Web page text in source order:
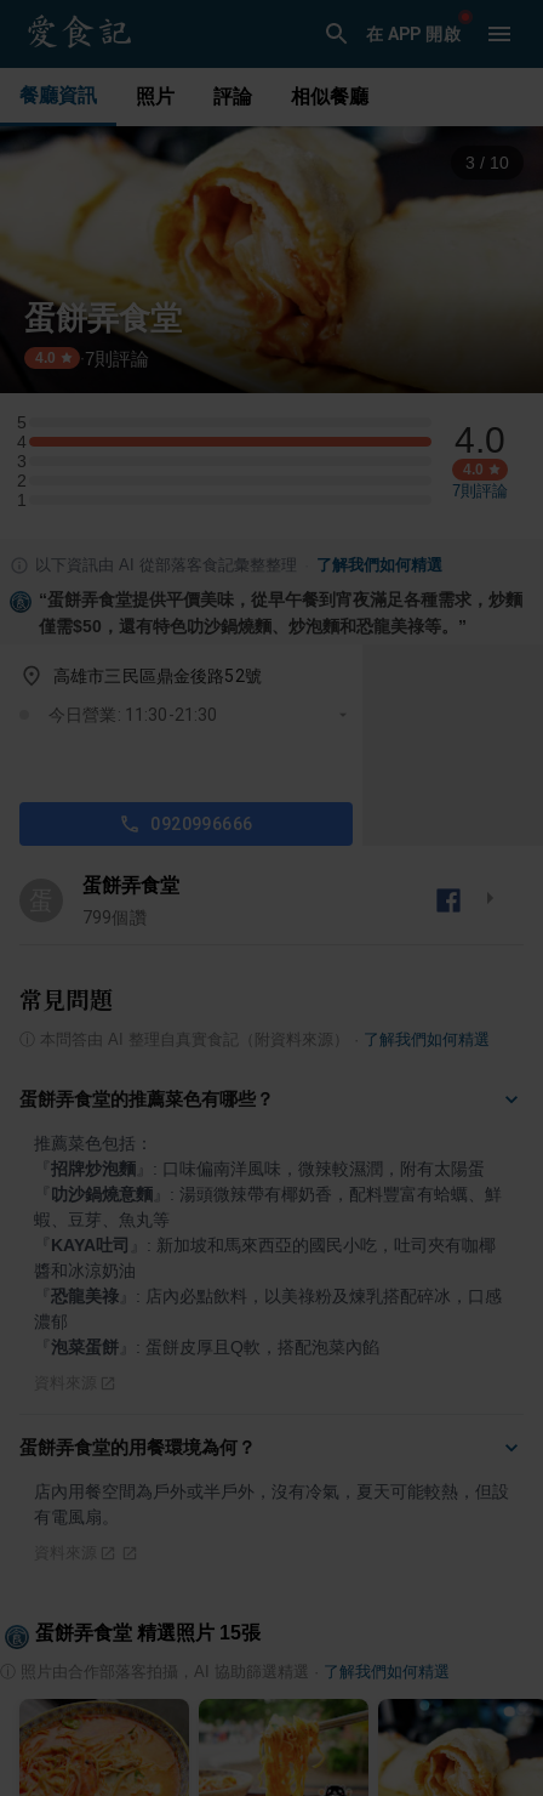
在 APP 開啟
餐廳資訊 照片 評論 相似餐廳
3 / 10
蛋餅弄食堂
4.0 ·7則評論
5
5 星：0 則評論
4
4 星：4 則評論
3
3 星：0 則評論
2
2 星：0 則評論
1
1 星：0 則評論
4.0
4.0
7則評論
以下資訊由 AI 從部落客食記彙整整理 了解我們如何精選
“蛋餅弄食堂提供平價美味，從早午餐到宵夜滿足各種需求，炒麵
僅需$50，還有特色叻沙鍋燒麵、炒泡麵和恐龍美祿等。 ”
高雄市三民區鼎金後路52號
今日營業: 11:30-21:30
0920996666
蛋餅弄食堂
799個讚
常見問題
本問答由 AI 整理自真實食記（附資料來源） 了解我們如何精選
蛋餅弄食堂的推薦菜色有哪些？
招牌炒泡麵
叻沙鍋燒意麵
: 湯頭微辣帶有椰奶香，配料豐富有蛤蠣、鮮
KAYA吐司
: 新加坡和馬來西亞的國民小吃，吐司夾有咖椰
恐龍美祿
: 店內必點飲料，以美祿粉及煉乳搭配碎冰，口感
泡菜蛋餅 : 蛋餅皮厚且Q軟，搭配泡菜內餡
蛋餅弄食堂的用餐環境為何？
店內用餐空間為戶外或半戶外，沒有冷氣，夏天可能較熱，但設
有電風扇。
蛋餅弄食堂 精選照片 15張
照片由合作部落客拍攝，AI 協助篩選精選 了解我們如何精選